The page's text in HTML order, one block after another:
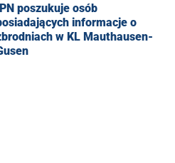
poszukuje osób
informacje o
w KL Mauthausen-